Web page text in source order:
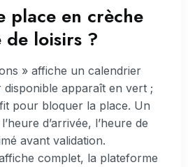
place en crèche
loisirs ?
» affiche un calendrier
apparaît en vert ;
pour bloquer la place. Un
d’arrivée, l’heure de
avant validation.
complet, la plateforme